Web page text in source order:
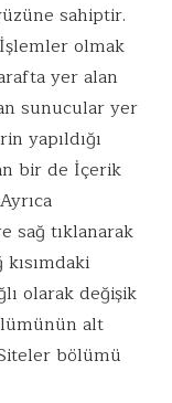
sahiptir.
olmak
yer alan
sunucular yer
yapıldığı
bir de İçerik
sağ tıklanarak
olarak değişik
alt
bölümü